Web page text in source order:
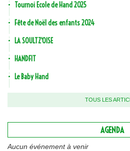
Tournoi Ecole de Hand 2025
Fête de Noël des enfants 2024
LA SOULTZ'OISE
HANDFIT
Le Baby Hand
TOUS LES
AGENDA
Aucun événement à venir